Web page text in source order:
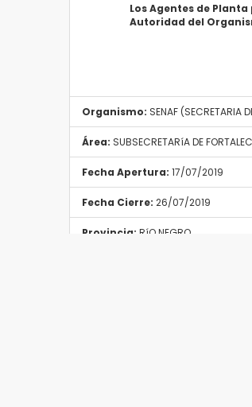
Los Agentes de
Autoridad del
Organismo: SENAF (SECRETARIA
Área: SUBSECRETARíA DE
Fecha Apertura: 17/07/2019
Fecha Cierre: 26/07/2019
Provincia: RíO NEGRO